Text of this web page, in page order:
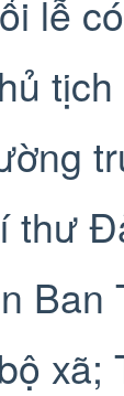
lễ
thư
Ban
xã;